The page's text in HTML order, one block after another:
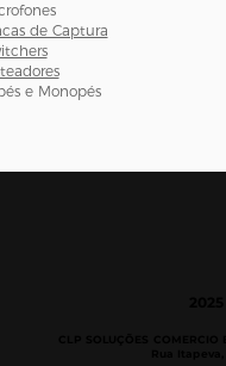
de Captura
e Monopés